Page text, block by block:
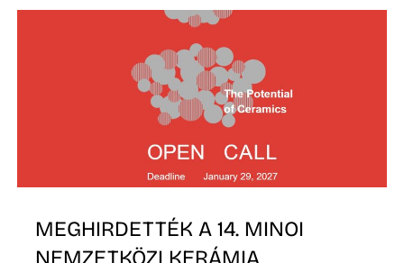
MEGHIRDETTÉK A 14. MINOI
NEMZETKÖZI KERÁMIA